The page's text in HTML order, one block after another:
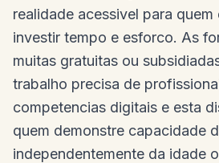
realidade acessivel para
investir tempo e esforco. As
muitas gratuitas ou
trabalho precisa de
competencias digitais e esta
quem demonstre capacidade
independentemente da idade